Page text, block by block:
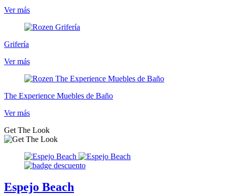
Ver más
Grifería
Ver más
The Experience Muebles de Baño
Ver más
Get The Look
Espejo Beach